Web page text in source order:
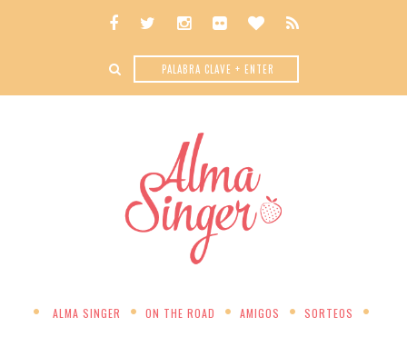
ALMA SINGER ON THE ROAD AMIGOS SORTEOS